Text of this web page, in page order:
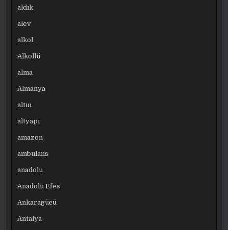
aldık
alev
alkol
Alkollü
alma
Almanya
altın
altyapı
amazon
ambulans
anadolu
Anadolu Efes
Ankaragücü
Antalya